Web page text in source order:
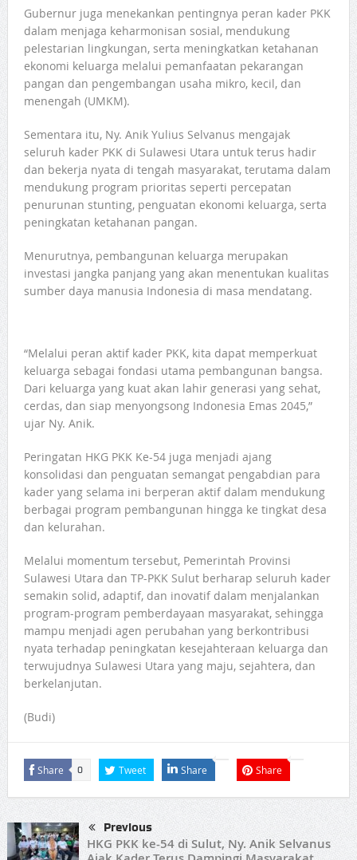
Gubernur juga menekankan pentingnya peran kader PKK
dalam menjaga keharmonisan sosial, mendukung
pelestarian lingkungan, serta meningkatkan ketahanan
ekonomi keluarga melalui pemanfaatan pekarangan
pangan dan pengembangan usaha mikro, kecil, dan
menengah (UMKM).
Sementara itu, Ny. Anik Yulius Selvanus mengajak
seluruh kader PKK di Sulawesi Utara untuk terus hadir
dan bekerja nyata di tengah masyarakat, terutama dalam
mendukung program prioritas seperti percepatan
penurunan stunting, penguatan ekonomi keluarga, serta
peningkatan ketahanan pangan.
Menurutnya, pembangunan keluarga merupakan
investasi jangka panjang yang akan menentukan kualitas
sumber daya manusia Indonesia di masa mendatang.
“Melalui peran aktif kader PKK, kita dapat memperkuat
keluarga sebagai fondasi utama pembangunan bangsa.
Dari keluarga yang kuat akan lahir generasi yang sehat,
cerdas, dan siap menyongsong Indonesia Emas 2045,”
ujar Ny. Anik.
Peringatan HKG PKK Ke-54 juga menjadi ajang
konsolidasi dan penguatan semangat pengabdian para
kader yang selama ini berperan aktif dalam mendukung
berbagai program pembangunan hingga ke tingkat desa
dan kelurahan.
Melalui momentum tersebut, Pemerintah Provinsi
Sulawesi Utara dan TP-PKK Sulut berharap seluruh kader
semakin solid, adaptif, dan inovatif dalam menjalankan
program-program pemberdayaan masyarakat, sehingga
mampu menjadi agen perubahan yang berkontribusi
nyata terhadap peningkatan kesejahteraan keluarga dan
terwujudnya Sulawesi Utara yang maju, sejahtera, dan
berkelanjutan.
(Budi)
Share 0 Tweet Share Share
Previous
HKG PKK ke-54 di Sulut, Ny. Anik Selvanus